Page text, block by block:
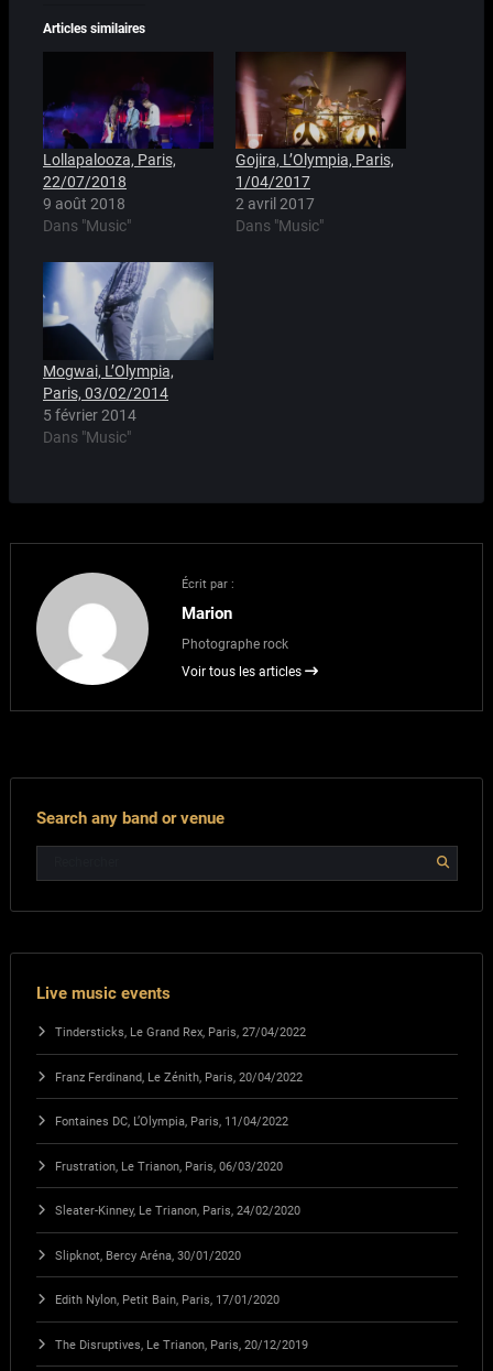
Articles similaires
Lollapalooza, Paris,
22/07/2018
9 août 2018
Dans "Music"
Gojira, L’Olympia, Paris,
1/04/2017
2 avril 2017
Dans "Music"
Mogwai, L’Olympia,
Paris, 03/02/2014
5 février 2014
Dans "Music"
Écrit par :
Marion
Photographe rock
Voir tous les articles
Search any band or venue
Live music events
Tindersticks, Le Grand Rex, Paris, 27/04/2022
Franz Ferdinand, Le Zénith, Paris, 20/04/2022
Fontaines DC, L’Olympia, Paris, 11/04/2022
Frustration, Le Trianon, Paris, 06/03/2020
Sleater-Kinney, Le Trianon, Paris, 24/02/2020
Slipknot, Bercy Aréna, 30/01/2020
Edith Nylon, Petit Bain, Paris, 17/01/2020
The Disruptives, Le Trianon, Paris, 20/12/2019